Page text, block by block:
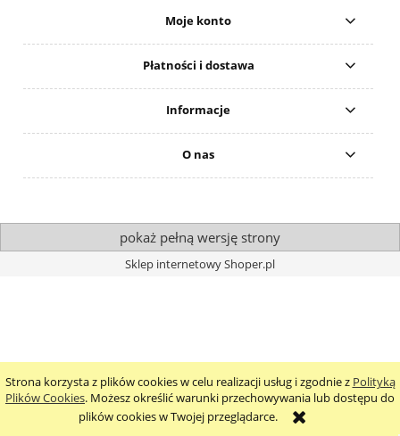
Strona korzysta z plików cookies w celu realizacji usług i zgodnie z Polityką
Plików Cookies. Możesz określić warunki przechowywania lub dostępu do
plików cookies w Twojej przeglądarce.
Moje konto
Płatności i dostawa
Informacje
O nas
pokaż pełną wersję strony
Sklep internetowy Shoper.pl